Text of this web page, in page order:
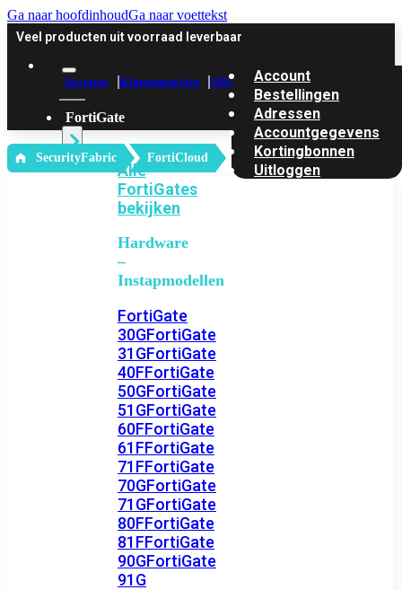
Ga naar hoofdinhoudGa naar voettekst
Veel producten uit voorraad leverbaar
Account Klantenservice Offerte
FortiGate
Alle
FortiGates
bekijken
Hardware
–
Instapmodellen
FortiGate
30GFortiGate
31GFortiGate
40FFortiGate
50GFortiGate
51GFortiGate
60FFortiGate
61FFortiGate
71FFortiGate
70GFortiGate
71GFortiGate
80FFortiGate
81FFortiGate
90GFortiGate
91G
Account
Bestellingen
Adressen
Accountgegevens
Kortingbonnen
Uitloggen
‎ SecurityFabric FortiCloud